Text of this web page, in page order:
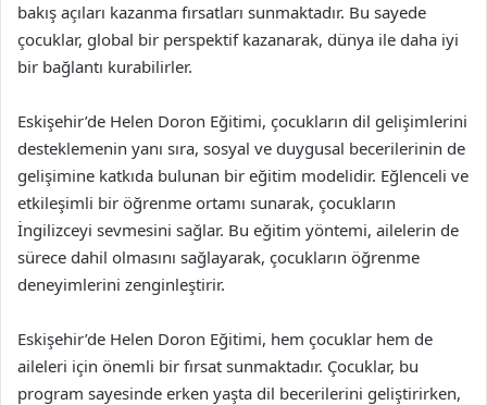
bakış açıları kazanma fırsatları sunmaktadır. Bu sayede
çocuklar, global bir perspektif kazanarak, dünya ile daha iyi
bir bağlantı kurabilirler.
Eskişehir’de Helen Doron Eğitimi, çocukların dil gelişimlerini
desteklemenin yanı sıra, sosyal ve duygusal becerilerinin de
gelişimine katkıda bulunan bir eğitim modelidir. Eğlenceli ve
etkileşimli bir öğrenme ortamı sunarak, çocukların
İngilizceyi sevmesini sağlar. Bu eğitim yöntemi, ailelerin de
sürece dahil olmasını sağlayarak, çocukların öğrenme
deneyimlerini zenginleştirir.
Eskişehir’de Helen Doron Eğitimi, hem çocuklar hem de
aileleri için önemli bir fırsat sunmaktadır. Çocuklar, bu
program sayesinde erken yaşta dil becerilerini geliştirirken,